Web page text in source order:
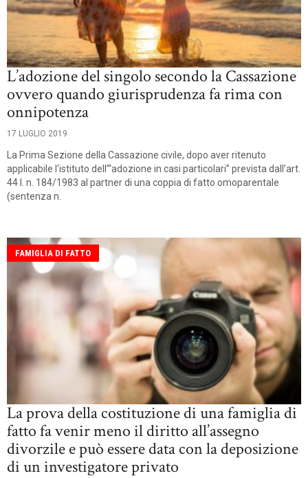
L’adozione del singolo secondo la Cassazione
ovvero quando giurisprudenza fa rima con
onnipotenza
17 LUGLIO 2019
La Prima Sezione della Cassazione civile, dopo aver ritenuto
applicabile l’istituto dell’“adozione in casi particolari” prevista dall’art.
44 l. n. 184/1983 al partner di una coppia di fatto omoparentale
(sentenza n.
FAMIGLIA DI FATTO
La prova della costituzione di una famiglia di
fatto fa venir meno il diritto all’assegno
divorzile e può essere data con la deposizione
di un investigatore privato